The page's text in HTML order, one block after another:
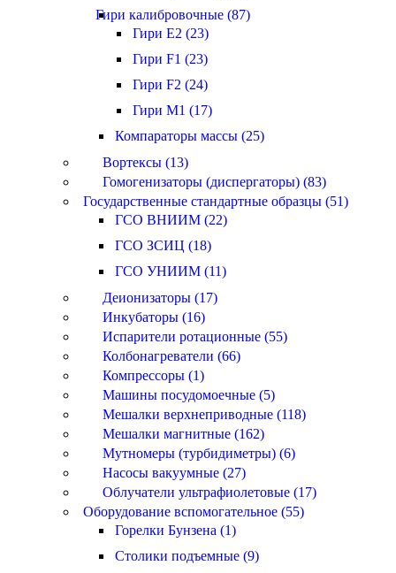
Гири калибровочные (87)
Гири E2 (23)
Гири F1 (23)
Гири F2 (24)
Гири M1 (17)
Компараторы массы (25)
Вортексы (13)
Гомогенизаторы (диспергаторы) (83)
Государственные стандартные образцы (51)
ГСО ВНИИМ (22)
ГСО ЗСИЦ (18)
ГСО УНИИМ (11)
Деионизаторы (17)
Инкубаторы (16)
Испарители ротационные (55)
Колбонагреватели (66)
Компрессоры (1)
Машины посудомоечные (5)
Мешалки верхнеприводные (118)
Мешалки магнитные (162)
Мутномеры (турбидиметры) (6)
Насосы вакуумные (27)
Облучатели ультрафиолетовые (17)
Оборудование вспомогательное (55)
Горелки Бунзена (1)
Столики подъемные (9)